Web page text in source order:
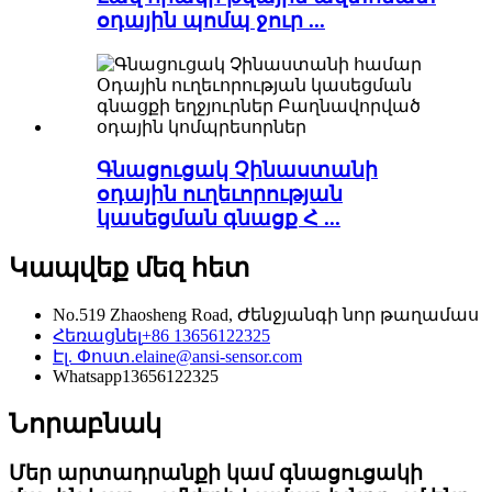
օդային պոմպ ջուր ...
Գնացուցակ Չինաստանի
օդային ուղեւորության
կասեցման գնացք Հ ...
Կապվեք մեզ հետ
No.519 Zhaosheng Road, Ժենջյանգի նոր թաղամաս
Հեռացնել+86 13656122325
Էլ. Փոստ.elaine@ansi-sensor.com
Whatsapp13656122325
Նորաբնակ
Մեր արտադրանքի կամ գնացուցակի